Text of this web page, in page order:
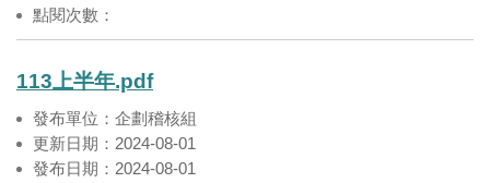
點閱次數：
113上半年.pdf
發布單位：企劃稽核組
更新日期：2024-08-01
發布日期：2024-08-01